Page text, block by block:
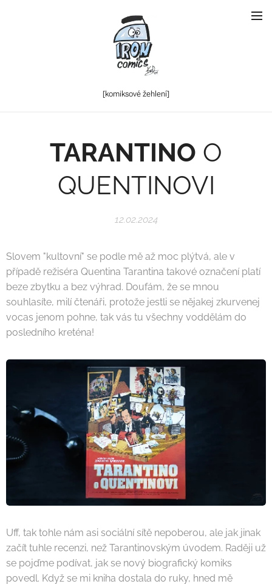
[komiksové žehlení]
TARANTINO O
QUENTINOVI
12.02.2024
Slovem "kultovní" se podle mě až moc plýtvá, ale v
případě režiséra Quentina Tarantina takové označení platí
beze zbytku a bez výhrad. Doufám, že se mnou
souhlasíte, milí čtenáři, protože jestli se nějakej zkurvenej
vocas jenom pohne, tak vás tu všechny voddělám do
posledního kreténa!
Uff, tak tohle nám asi sociální sítě nepoberou, ale jak jinak
začít tuhle recenzi, než Tarantinovským úvodem. Raději už
se pojďme podívat, jak se nový biografický komiks
povedl. Když se mi kniha dostala do ruky, hned mě